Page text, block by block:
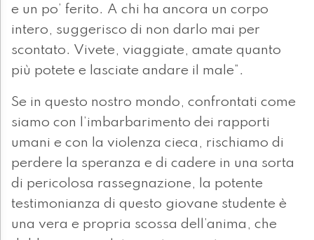
e un po’ ferito. A chi ha ancora un corpo
intero, suggerisco di non darlo mai per
scontato. Vivete, viaggiate, amate quanto
più potete e lasciate andare il male”.
Se in questo nostro mondo, confrontati come
siamo con l’imbarbarimento dei rapporti
umani e con la violenza cieca, rischiamo di
perdere la speranza e di cadere in una sorta
di pericolosa rassegnazione, la potente
testimonianza di questo giovane studente è
una vera e propria scossa dell’anima, che